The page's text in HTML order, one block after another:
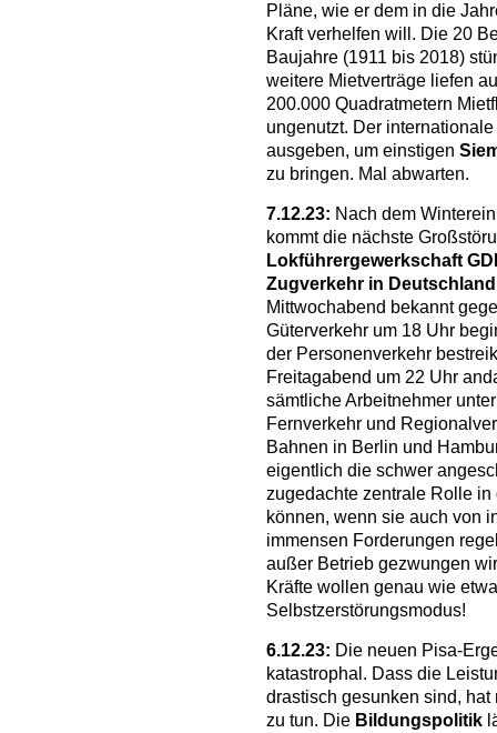
Pläne, wie er dem in die
Kraft verhelfen will. Die 20
Baujahre (1911 bis 2018)
weitere Mietverträge liefen
200.000 Quadratmetern
ungenutzt. Der
ausgeben, um einstigen
zu bringen. Mal abwarten.
7.12.23: Nach dem
kommt die nächste
Lokführergewerkschaft
Zugverkehr in
Mittwochabend bekannt
Güterverkehr um 18 Uhr
der Personenverkehr
Freitagabend um 22 Uhr
sämtliche Arbeitnehmer
Fernverkehr und
Bahnen in Berlin und
eigentlich die schwer
zugedachte zentrale Rolle
können, wenn sie auch von
immensen Forderungen
außer Betrieb gezwungen
Kräfte wollen genau wie
Selbstzerstörungsmodus!
6.12.23: Die neuen Pisa-
katastrophal. Dass die
drastisch gesunken sind,
zu tun. Die Bildungspolitik